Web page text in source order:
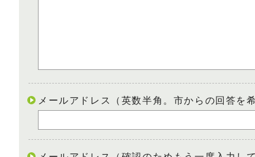
メールアドレス（英数半角。市からの回答を